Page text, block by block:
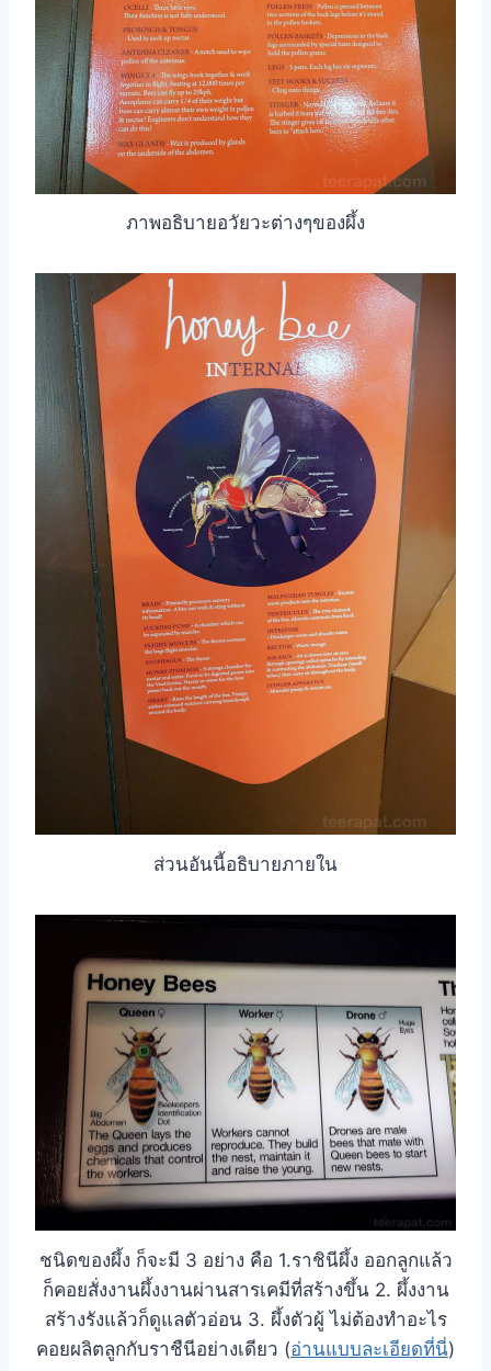
ภาพอธิบายอวัยวะต่างๆของผึ้ง
ส่วนอันนี้อธิบายภายใน
ชนิดของผึ้ง ก็จะมี 3 อย่าง คือ 1.ราชินีผึ้ง ออกลูกแล้ว
ก็คอยสั่งงานผึ้งงานผ่านสารเคมีที่สร้างขึ้น 2. ผึ้งงาน
สร้างรังแล้วก็ดูแลตัวอ่อน 3. ผึ้งตัวผู้ ไม่ต้องทำอะไร
คอยผลิตลูกกับราชืนีอย่างเดียว (อ่านแบบละเอียดที่นี่)